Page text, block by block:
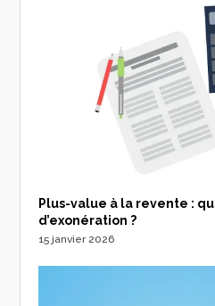
Plus-value à la revente :
d’exonération ?
15 janvier 2026